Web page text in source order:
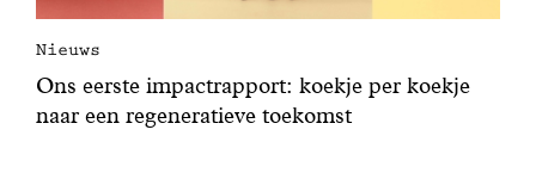
Nieuws
Ons eerste impactrapport: koekje per koekje
naar een regeneratieve toekomst